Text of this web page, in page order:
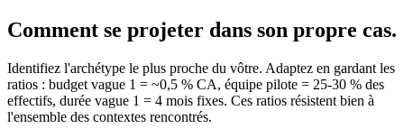
Comment se projeter dans son propre cas.
Identifiez l'archétype le plus proche du vôtre. Adaptez en gardant les
ratios : budget vague 1 = ~0,5 % CA, équipe pilote = 25-30 % des
effectifs, durée vague 1 = 4 mois fixes. Ces ratios résistent bien à
l'ensemble des contextes rencontrés.